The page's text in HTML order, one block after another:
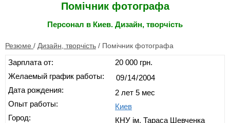
Помічник фотографа
Персонал в Киев. Дизайн, творчість
Резюме / Дизайн, творчість / Помічник фотографа
Зарплата от:
Желаемый график работы:
Дата рождения:
Опыт работы:
Город:
20 000 грн.
2 лет 5 мес
Киев
КНУ ім. Тараса Шевченка